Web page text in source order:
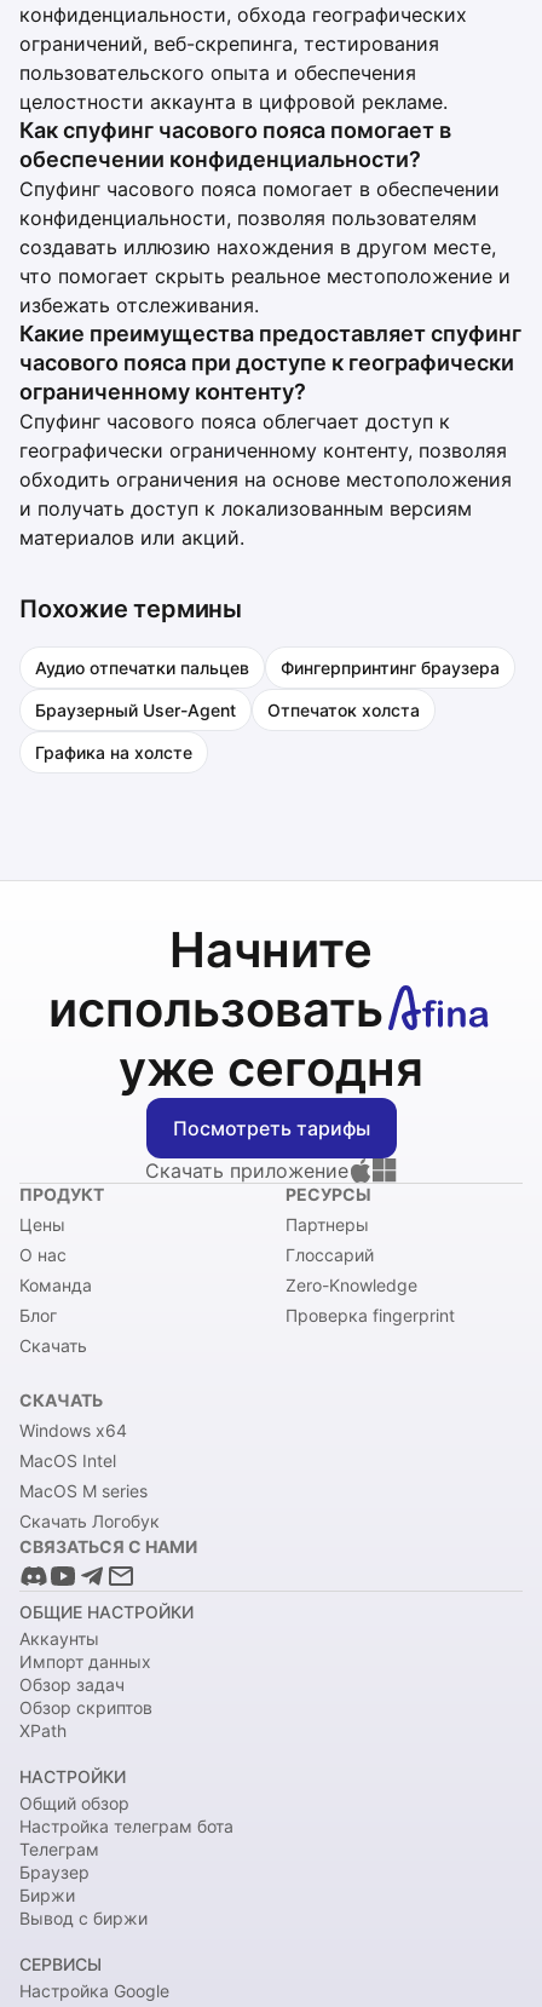
конфиденциальности, обхода географических
ограничений, веб-скрепинга, тестирования
пользовательского опыта и обеспечения
целостности аккаунта в цифровой рекламе.
Как спуфинг часового пояса помогает в
обеспечении конфиденциальности?
Спуфинг часового пояса помогает в обеспечении
конфиденциальности, позволяя пользователям
создавать иллюзию нахождения в другом месте,
что помогает скрыть реальное местоположение и
избежать отслеживания.
Какие преимущества предоставляет спуфинг
часового пояса при доступе к географически
ограниченному контенту?
Спуфинг часового пояса облегчает доступ к
географически ограниченному контенту, позволяя
обходить ограничения на основе местоположения
и получать доступ к локализованным версиям
материалов или акций.
Похожие термины
Аудио отпечатки пальцев Фингерпринтинг браузера
Браузерный User-Agent Отпечаток холста
Графика на холсте
Начните
использовать
уже сегодня
Посмотреть тарифы
Скачать приложение
ПРОДУКТ
Цены
О нас
Команда
Блог
Скачать
РЕСУРСЫ
Партнеры
Глоссарий
Zero-Knowledge
Проверка fingerprint
СКАЧАТЬ
Windows x64
MacOS Intel
MacOS M series
Скачать Логобук
СВЯЗАТЬСЯ С НАМИ
ОБЩИЕ НАСТРОЙКИ
Аккаунты
Импорт данных
Обзор задач
Обзор скриптов
XPath
НАСТРОЙКИ
Общий обзор
Настройка телеграм бота
Телеграм
Браузер
Биржи
Вывод с биржи
СЕРВИСЫ
Настройка Google